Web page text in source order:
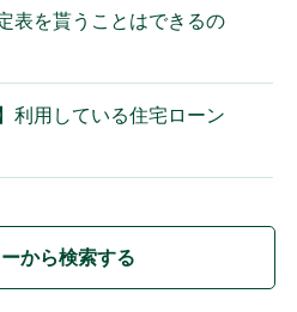
表を貰うことはできるの
利用している住宅ローン
から検索する